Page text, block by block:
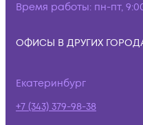
Время работы: пн-пт,
ОФИСЫ В ДРУГИХ
Екатеринбург
+7 (343) 379-98-38